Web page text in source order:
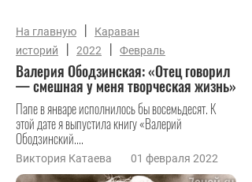
На главную |
Караван
историй
| 2022 | Февраль
Валерия Ободзинская: «Отец говорил
— смешная у меня творческая жизнь»
Папе в январе исполнилось бы восемьдесят. К
этой дате я выпустила книгу «Валерий
Ободзинский....
Виктория Катаева 01 февраля 2022